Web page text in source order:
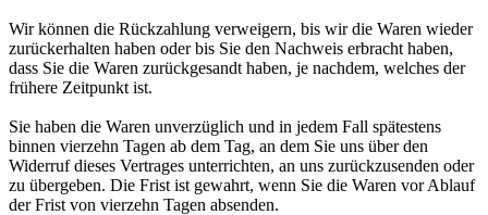
Wir können die Rückzahlung verweigern, bis wir die Waren wieder
zurückerhalten haben oder bis Sie den Nachweis erbracht haben,
dass Sie die Waren zurückgesandt haben, je nachdem, welches der
frühere Zeitpunkt ist.
Sie haben die Waren unverzüglich und in jedem Fall spätestens
binnen vierzehn Tagen ab dem Tag, an dem Sie uns über den
Widerruf dieses Vertrages unterrichten, an uns zurückzusenden oder
zu übergeben. Die Frist ist gewahrt, wenn Sie die Waren vor Ablauf
der Frist von vierzehn Tagen absenden.